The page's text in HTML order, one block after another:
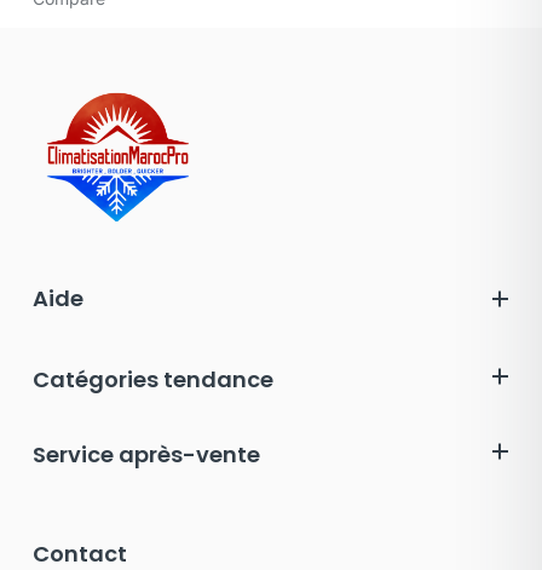
Aide
Catégories tendance
Service après-vente
Contact